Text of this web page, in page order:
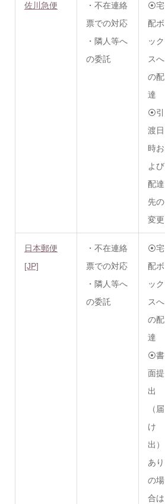
佐川急便
・不在連絡
票での対応
・隣人等へ
の委託
⦿宅
配ボ
ック
スへ
の配
達
⦿引
渡日
時お
よび
配達
先の
変更
日本郵便
[JP]
・不在連絡
票での対応
・隣人等へ
の委託
⦿宅
配ボ
ック
スへ
の配
達
⦿書
面提
出
（届
け
出）
あり
の場
合は